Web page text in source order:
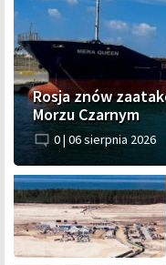
Rosja znów
Morzu Czarnym
0 | 06 sierpnia 2026